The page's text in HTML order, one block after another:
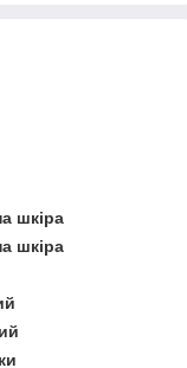
шкіра
шкіра